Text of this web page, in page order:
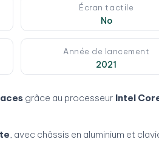
Écran tactile
No
Année de lancement
2021
grâce au processeur Intel
, avec châssis en aluminium et